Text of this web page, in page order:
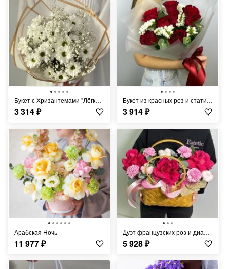
Букет с Хризантемами "Лёгкий Ветерок"
3 314₽
Букет из красных роз и статицы
3 914₽
Арабская Ночь
11 977₽
Дуэт французских роз и диантусов
5 928₽